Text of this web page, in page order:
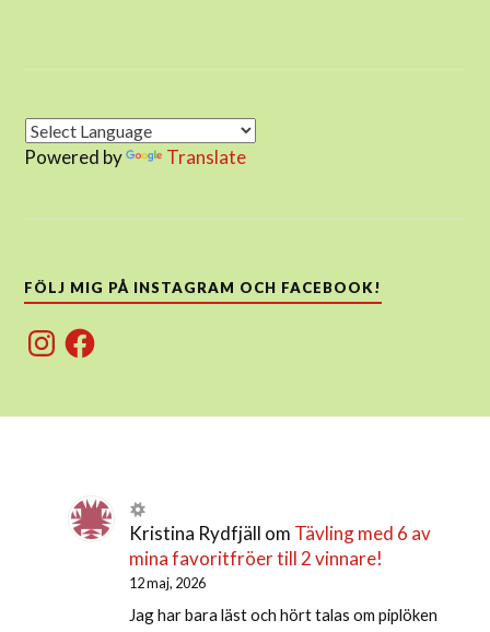
Powered by Translate
FÖLJ MIG PÅ INSTAGRAM OCH FACEBOOK!
InstagramFacebook
Kristina Rydfjäll om Tävling med 6 av
mina favoritfröer till 2 vinnare!
12 maj, 2026
Jag har bara läst och hört talas om piplöken